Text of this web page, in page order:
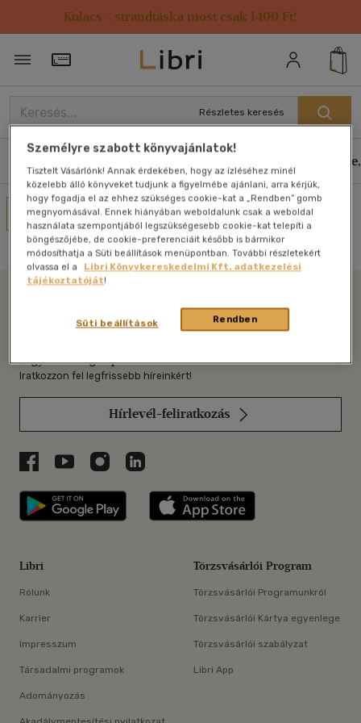
Kulacs / strandtáska most csak 1499 Ft!
Törzsvásárlói Kártya adatai
Részletes keresés
Művei
Nincs találat
Libri
Legyen mindig képben az irodalommal!
Iratkozzon fel legfrissebb híreinkért!
Hírlevél-feliratkozás
Libri a Facebookon
Libri a Youtube-on
Libri az Instagramon
Libri a LinkedInen
Libri applikáció Szerezd meg: Google
Libri
Rólunk
Karrier
Impresszum
Társadalmi programok
Adományozás
Törzsvásárlói Program
Törzsvásárlói Programunkról
Törzsvásárlói Kártya egyenlege
Törzsvásárlói szabályzat
Libri App
Személyre szabott könyvajánlatok!
Tisztelt Vásárlónk! Annak érdekében, hogy az ízléséhez minél
közelebb álló könyveket tudjunk a figyelmébe ajánlani, arra kérjük,
hogy fogadja el az ehhez szükséges cookie-kat a „Rendben” gomb
megnyomásával. Ennek hiányában weboldalunk csak a weboldal
használata szempontjából legszükségesebb cookie-kat telepíti a
böngészőjébe, de cookie-preferenciáit később is bármikor
módosíthatja a Süti beállítások menüpontban. További részletekért
olvassa el a
Libri Könyvkereskedelmi Kft. adatkezelési
tájékoztatóját!
Rendben
Süti beállítások